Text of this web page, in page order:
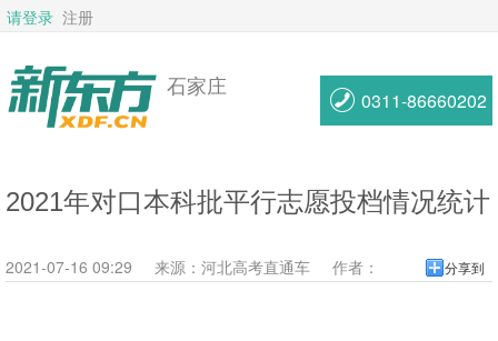
请登录 注册
石家庄
0311-86660202
2021年对口本科批平行志愿投档情况统计
2021-07-16 09:29 来源： 河北高考直通车 作者： 分享到